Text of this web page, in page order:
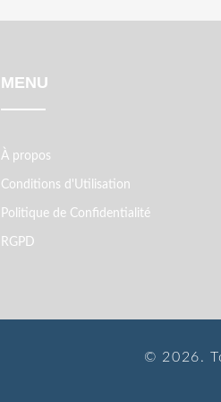
MENU
À propos
Conditions d'Utilisation
Politique de Confidentialité
RGPD
© 2026.